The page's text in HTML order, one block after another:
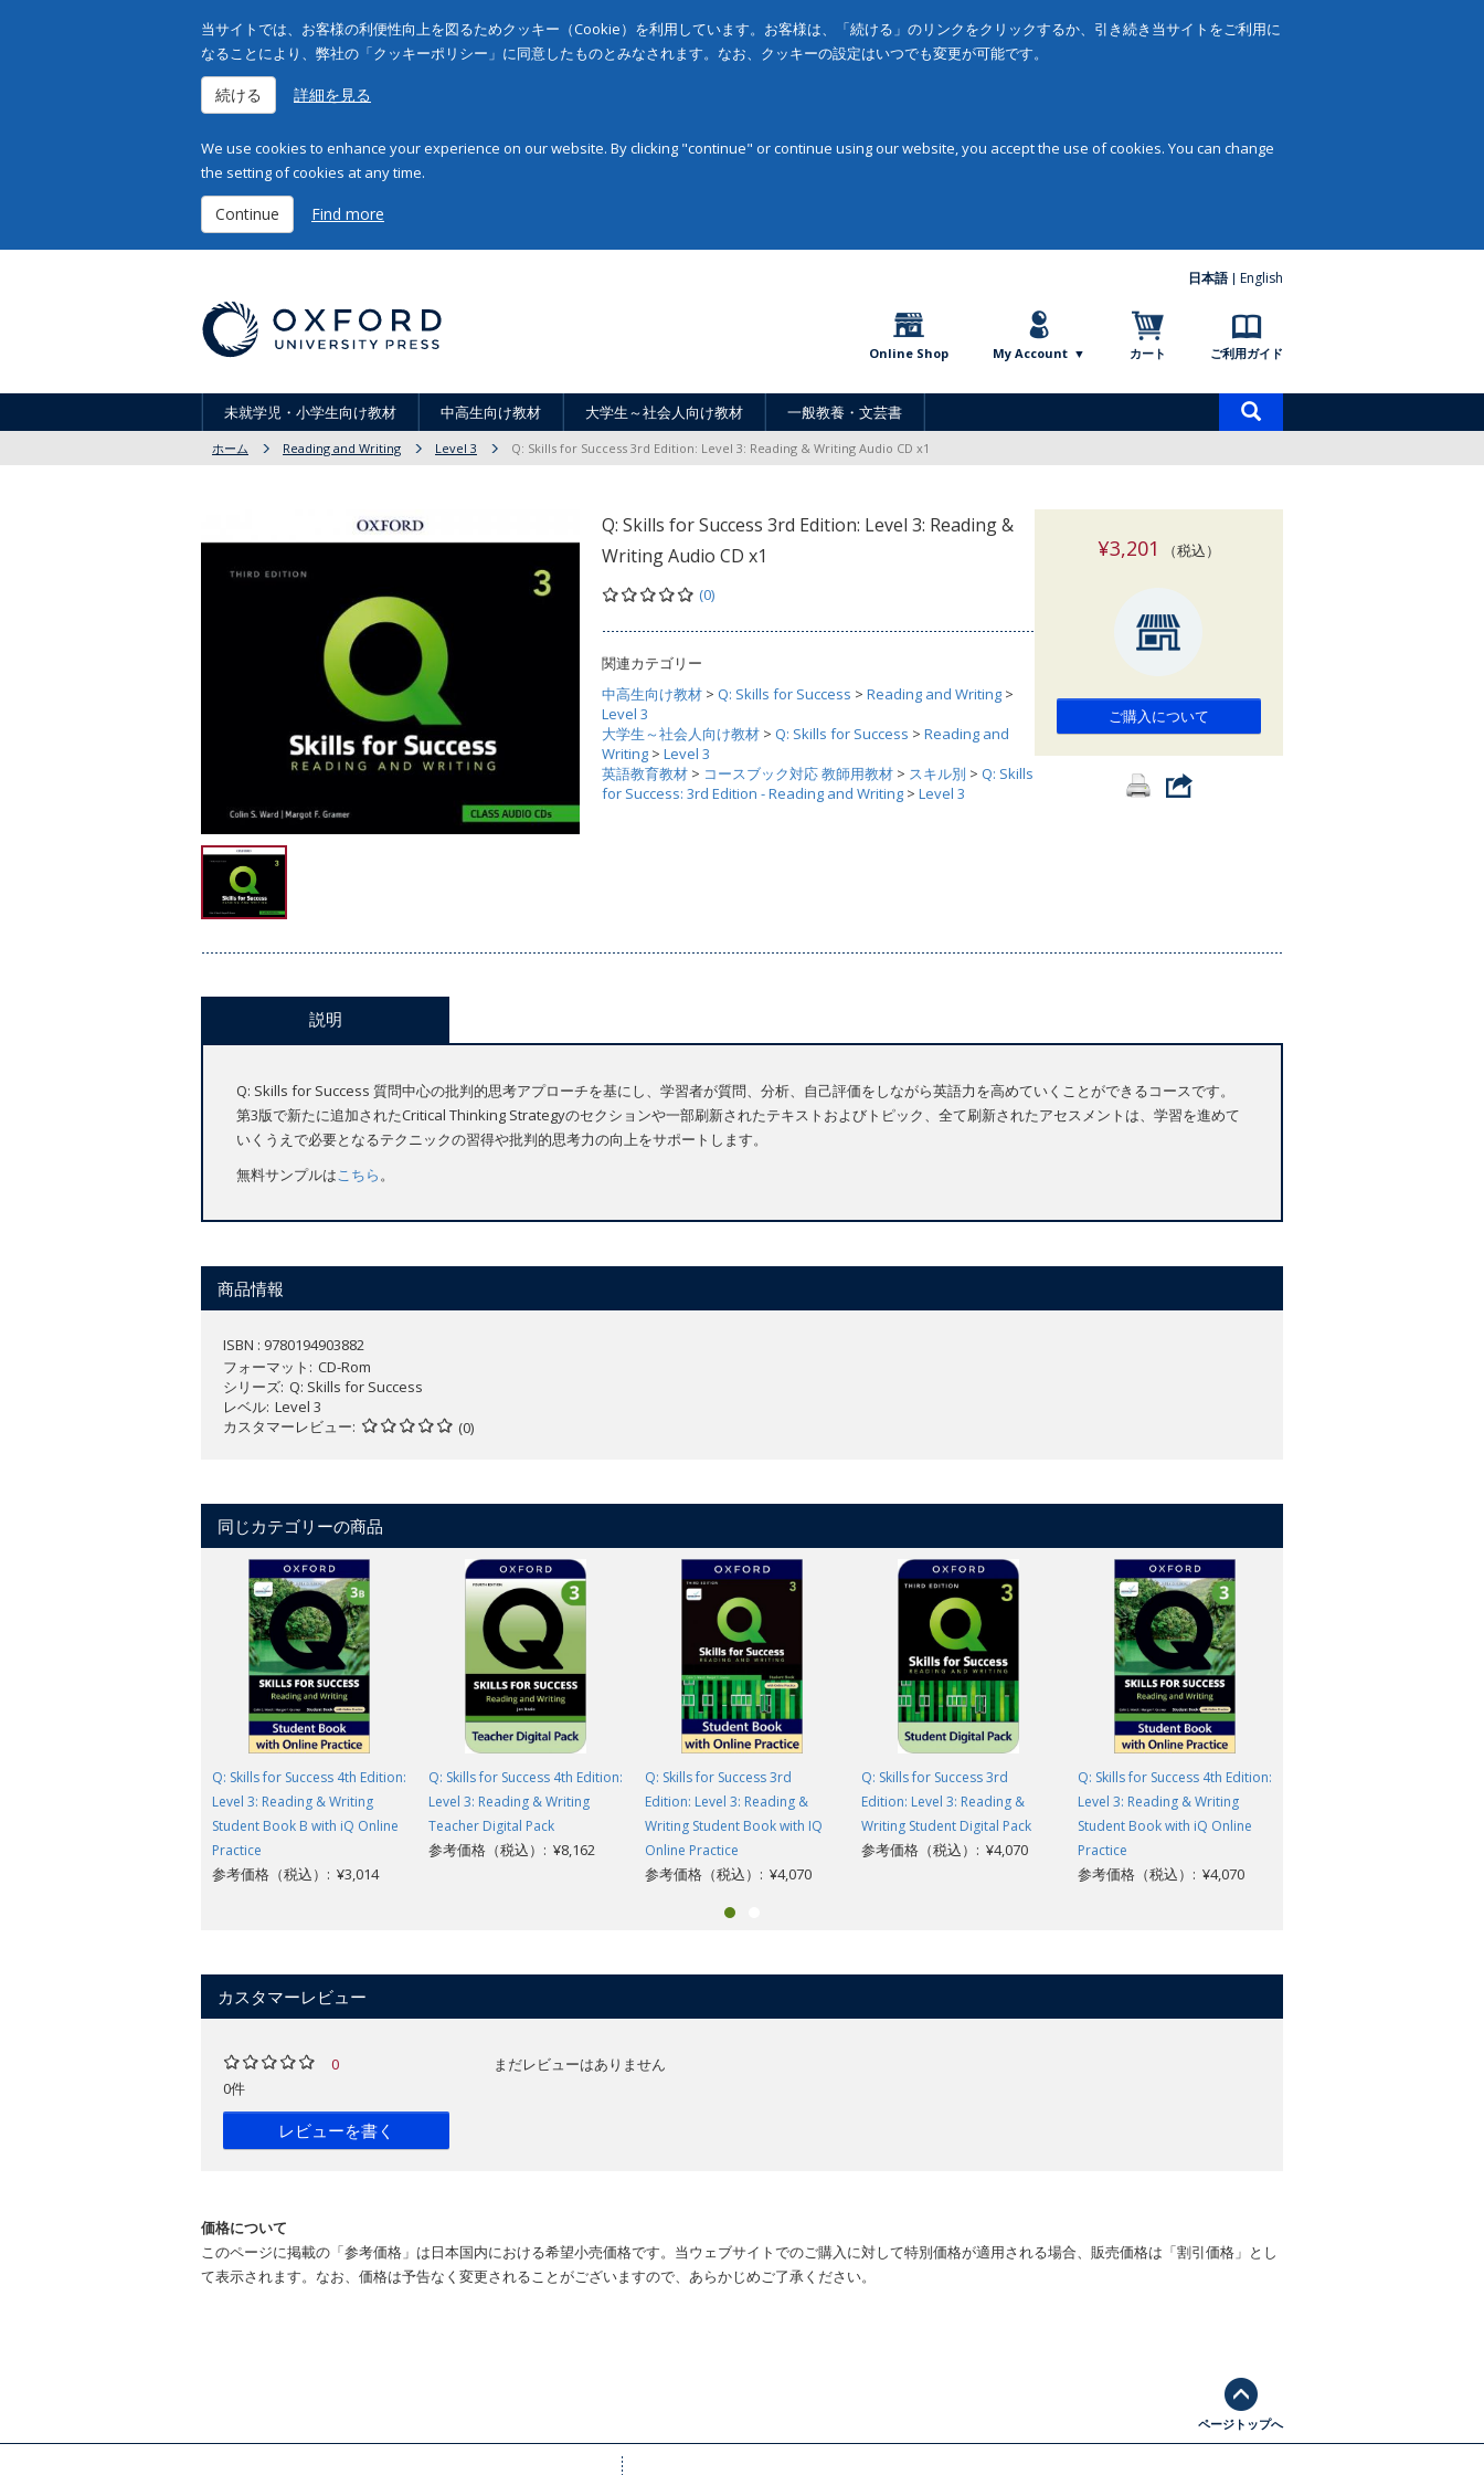
当サイトでは、お客様の利便性向上を図るためクッキー（Cookie）を利用しています。お客様は、「続ける」のリンクをクリックするか、引き続き当サイトをご利用に
なることにより、弊社の「クッキーポリシー」に同意したものとみなされます。なお、クッキーの設定はいつでも変更が可能です。
続ける 詳細を見る
We use cookies to enhance your experience on our website. By clicking "continue" or continue using our website, you accept the use of cookies. You can change
the setting of cookies at any time.
Continue Find more
日本語 English
Online Shop My Account カート ご利用ガイド
未就学児・小学生向け教材 中高生向け教材 大学生～社会人向け教材 一般教養・文芸書
索
ホーム Reading and Writing Level 3 Q: Skills for Success 3rd Edition: Level 3: Reading & Writing Audio CD x1
Q: Skills for Success 3rd Edition: Level 3: Reading &
Writing Audio CD x1
(0)
関連カテゴリー
中高生向け教材 > Q: Skills for Success > Reading and Writing >
Level 3
大学生～社会人向け教材 > Q: Skills for Success > Reading and
Writing > Level 3
英語教育教材 > コースブック対応 教師用教材 > スキル別 > Q: Skills
for Success: 3rd Edition - Reading and Writing > Level 3
¥3,201 （税込）
ご購入について
説明
Q: Skills for Success 質問中心の批判的思考アプローチを基にし、学習者が質問、分析、自己評価をしながら英語力を高めていくことができるコースです。
第3版で新たに追加されたCritical Thinking Strategyのセクションや一部刷新されたテキストおよびトピック、全て刷新されたアセスメントは、学習を進めて
いくうえで必要となるテクニックの習得や批判的思考力の向上をサポートします。
無料サンプルはこちら。
商品情報
ISBN : 9780194903882
フォーマット
CD-Rom
シリーズ Q: Skills for Success
レベル Level 3
カスタマーレビュー
(0)
同じカテゴリーの商品
Q: Skills for Success 4th Edition:
Level 3: Reading & Writing
Student Book B with iQ Online
Practice
参考価格（税込）: ¥3,014
Q: Skills for Success 4th Edition:
Level 3: Reading & Writing
Teacher Digital Pack
参考価格（税込）: ¥8,162
Q: Skills for Success 3rd
Edition: Level 3: Reading &
Writing Student Book with IQ
Online Practice
参考価格（税込）: ¥4,070
Q: Skills for Success 3rd
Edition: Level 3: Reading &
Writing Student Digital Pack
参考価格（税込）: ¥4,070
Q: Skills for Success 4th Edition:
Level 3: Reading & Writing
Student Book with iQ Online
Practice
参考価格（税込）: ¥4,070
カスタマーレビュー
0
0件
レビューを書く
まだレビューはありません
価格について
このページに掲載の「参考価格」は日本国内における希望小売価格です。当ウェブサイトでのご購入に対して特別価格が適用される場合、販売価格は「割引価格」とし
て表示されます。なお、価格は予告なく変更されることがございますので、あらかじめご了承ください。
ページトップへ